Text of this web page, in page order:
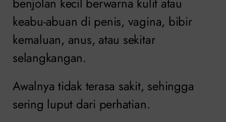
keabu-abuan di penis, vagina, bibir
kemaluan, anus, atau sekitar
selangkangan.
Awalnya tidak terasa sakit, sehingga
sering luput dari perhatian.